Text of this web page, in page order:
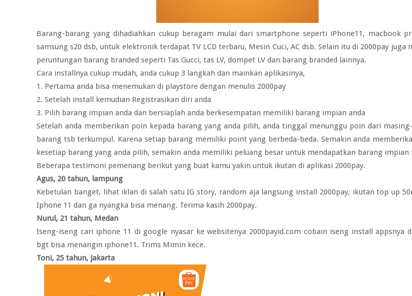
Barang-barang yang dihadiahkan cukup beragam mulai dari smartphone seperti iPhone11, macbook
samsung s20 dsb, untuk elektronik terdapat TV LCD terbaru, Mesin Cuci, AC dsb. Selain itu di 2000pay juga
peruntungan barang branded seperti Tas Gucci, tas LV, dompet LV dan barang branded lainnya.
Cara installnya cukup mudah, anda cukup 3 langkah dan mainkan aplikasinya,
1. Pertama anda bisa menemukan di playstore dengan menulis 2000pay
2. Setelah install kemudian Registrasikan diri anda
3. Pilih barang impian anda dan bersiaplah anda berkesempatan memiliki barang impian anda
Setelah anda memberikan poin kepada barang yang anda pilih, anda tinggal menunggu poin dari
barang tsb terkumpul. Karena setiap barang memiliki point yang berbeda-beda. Semakin anda
kesetiap barang yang anda pilih, semakin anda memiliki peluang besar untuk mendapatkan barang impian
Beberapa testimoni pemenang berikut yang buat kamu yakin untuk ikutan di aplikasi 2000pay.
Agus, 20 tahun, lampung
Kebetulan banget, lihat iklan di salah satu IG story, random aja langsung install 2000pay, ikutan top up
Iphone 11 dan ga nyangka bisa menang. Terima kasih 2000pay.
Nurul, 21 tahun, Medan
Iseng-iseng cari iphone 11 di google nyasar ke websitenya 2000payid.com cobain iseng install appsnya
bgt bisa menangin iphone11. Trims Mimin kece.
Toni, 25 tahun, Jakarta